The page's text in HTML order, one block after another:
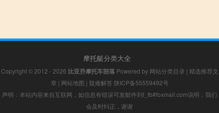
摩托艇分类大全
Copyright © 2012 - 2026 比亚乔摩托车部落Powered by 网站分类目录 | 精选推荐文
章 | 网站地图 | 疑难解答 陕ICP备55559492号
声明：本站内容来自互联网，如信息有错误可发邮件到f_fb#foxmail.com说明，我们
会及时纠正，谢谢